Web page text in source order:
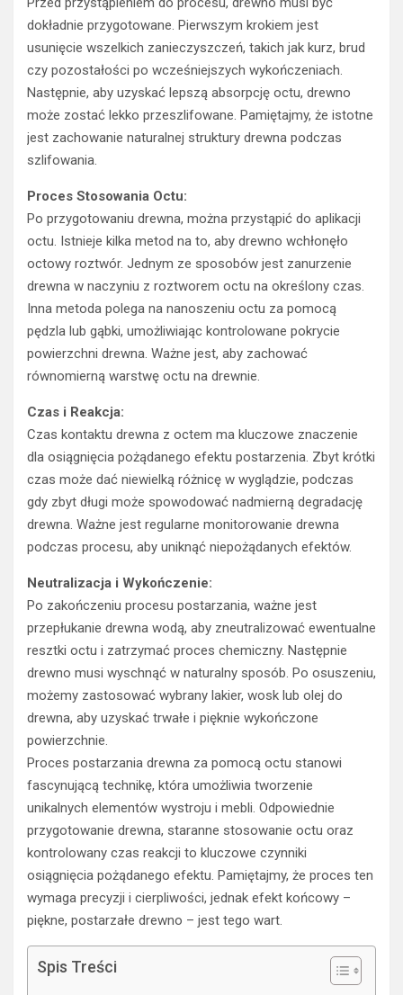
dokładnie przygotowane. Pierwszym krokiem jest
usunięcie wszelkich zanieczyszczeń, takich jak kurz, brud
czy pozostałości po wcześniejszych wykończeniach.
Następnie, aby uzyskać lepszą absorpcję octu, drewno
może zostać lekko przeszlifowane. Pamiętajmy, że istotne
jest zachowanie naturalnej struktury drewna podczas
szlifowania.
Proces Stosowania Octu:
Po przygotowaniu drewna, można przystąpić do aplikacji
octu. Istnieje kilka metod na to, aby drewno wchłonęło
octowy roztwór. Jednym ze sposobów jest zanurzenie
drewna w naczyniu z roztworem octu na określony czas.
Inna metoda polega na nanoszeniu octu za pomocą
pędzla lub gąbki, umożliwiając kontrolowane pokrycie
powierzchni drewna. Ważne jest, aby zachować
równomierną warstwę octu na drewnie.
Czas i Reakcja:
Czas kontaktu drewna z octem ma kluczowe znaczenie
dla osiągnięcia pożądanego efektu postarzenia. Zbyt krótki
czas może dać niewielką różnicę w wyglądzie, podczas
gdy zbyt długi może spowodować nadmierną degradację
drewna. Ważne jest regularne monitorowanie drewna
podczas procesu, aby uniknąć niepożądanych efektów.
Neutralizacja i Wykończenie:
Po zakończeniu procesu postarzania, ważne jest
przepłukanie drewna wodą, aby zneutralizować ewentualne
resztki octu i zatrzymać proces chemiczny. Następnie
drewno musi wyschnąć w naturalny sposób. Po osuszeniu,
możemy zastosować wybrany lakier, wosk lub olej do
drewna, aby uzyskać trwałe i pięknie wykończone
powierzchnie.
Proces postarzania drewna za pomocą octu stanowi
fascynującą technikę, która umożliwia tworzenie
unikalnych elementów wystroju i mebli. Odpowiednie
przygotowanie drewna, staranne stosowanie octu oraz
kontrolowany czas reakcji to kluczowe czynniki
osiągnięcia pożądanego efektu. Pamiętajmy, że proces ten
wymaga precyzji i cierpliwości, jednak efekt końcowy –
piękne, postarzałe drewno – jest tego wart.
Spis Treści